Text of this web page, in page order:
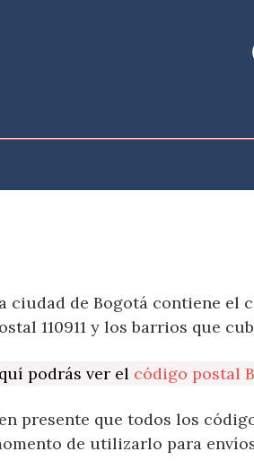
ciudad de Bogotá contiene el
110911 y los barrios que
podrás ver el código postal
presente que todos los
de utilizarlo para